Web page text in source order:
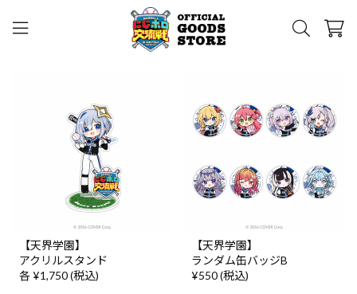
【天界学園】
アクリルスタンド
各 ¥1,750 (税込)
【天界学園】
ランダム缶バッジB
¥550 (税込)